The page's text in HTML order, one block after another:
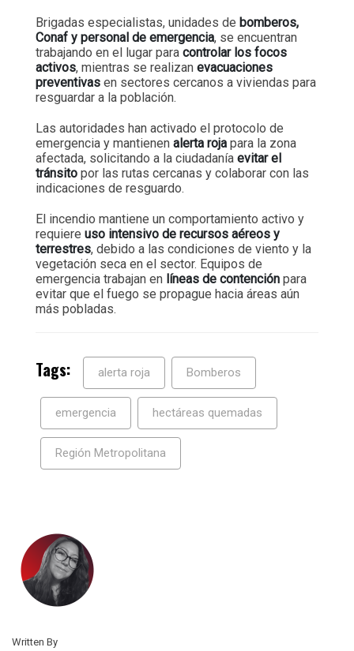
Brigadas especialistas, unidades de bomberos,
Conaf y personal de emergencia, se encuentran
trabajando en el lugar para controlar los focos
activos, mientras se realizan evacuaciones
preventivas en sectores cercanos a viviendas para
resguardar a la población.
Las autoridades han activado el protocolo de
emergencia y mantienen alerta roja para la zona
afectada, solicitando a la ciudadanía evitar el
tránsito por las rutas cercanas y colaborar con las
indicaciones de resguardo.
El incendio mantiene un comportamiento activo y
requiere uso intensivo de recursos aéreos y
terrestres, debido a las condiciones de viento y la
vegetación seca en el sector. Equipos de
emergencia trabajan en líneas de contención para
evitar que el fuego se propague hacia áreas aún
más pobladas.
Tags: alerta roja Bomberos
emergencia hectáreas quemadas
Región Metropolitana
Written By